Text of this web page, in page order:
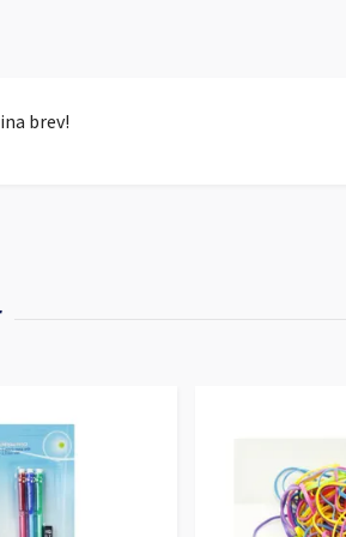
brev!